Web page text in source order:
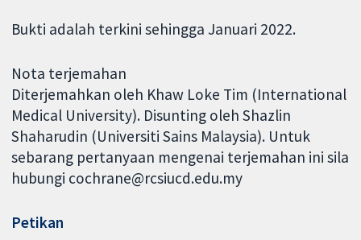
Bukti adalah terkini sehingga Januari 2022.
Nota terjemahan
Diterjemahkan oleh Khaw Loke Tim (International
Medical University). Disunting oleh Shazlin
Shaharudin (Universiti Sains Malaysia). Untuk
sebarang pertanyaan mengenai terjemahan ini sila
hubungi cochrane@rcsiucd.edu.my
Petikan